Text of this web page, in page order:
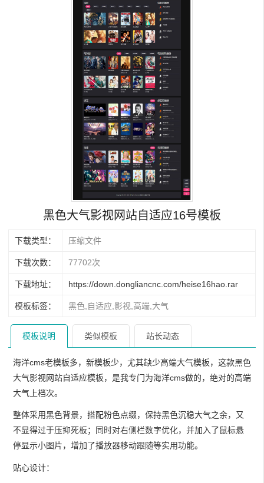
黑色大气影视网站自适应16号模板
下载类型： 压缩文件
下载次数： 77702次
下载地址： https://down.dongliancnc.com/heise16hao.rar
模板标签： 黑色,自适应,影视,高端,大气
模板说明 类似模板 站长动态
海洋cms老模板多，新模板少，尤其缺少高端大气模板，这款黑色
大气影视网站自适应模板，是我专门为海洋cms做的，绝对的高端
大气上档次。
整体采用黑色背景，搭配粉色点缀，保持黑色沉稳大气之余，又
不显得过于压抑死板；同时对右侧栏数字优化，并加入了鼠标悬
停显示小图片，增加了播放器移动跟随等实用功能。
贴心设计：